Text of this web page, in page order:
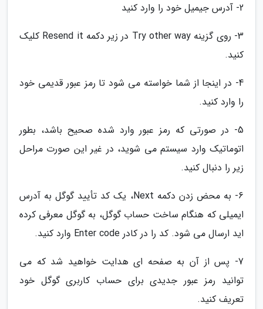
2- آدرس جیمیل خود را وارد کنید
3- روی گزینه Try other way در زیر دکمه Resend it کلیک
کنید.
4- در اینجا از شما خواسته می شود تا رمز عبور قدیمی خود
را وارد کنید.
5- در صورتی که رمز عبور وارد شده صحیح باشد، بطور
اتوماتیک وارد سیستم می شوید، در غیر این صورت مراحل
زیر را دنبال کنید.
6- به محض زدن دکمه Next، یک کد تأیید گوگل به آدرس
ایمیلی که هنگام ساخت حساب گوگل، به گوگل معرفی کرده
اید ارسال می شود. کد را در کادر Enter code وارد کنید.
7- پس از آن به صفحه ای هدایت خواهید شد که می
توانید رمز عبور جدیدی برای حساب کاربری گوگل خود
تعریف کنید.